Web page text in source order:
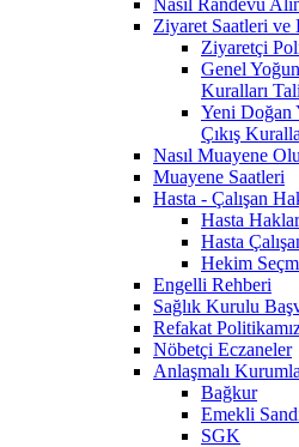
Ziyaret Saatleri ve
Ziyaretçi
Genel
Kuralları
Yeni Doğan
Çıkış
Nasıl Muayene
Muayene Saatleri
Hasta - Çalışan
Hasta
Hasta
Hekim
Engelli Rehberi
Sağlık Kurulu
Refakat
Nöbetçi Eczaneler
Anlaşmalı
Bağkur
Emekli
SGK